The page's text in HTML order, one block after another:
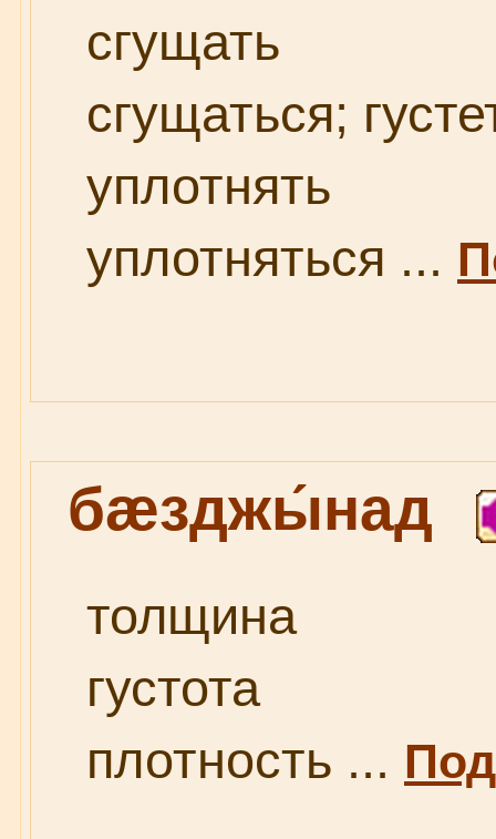
сгущать
сгущаться;
уплотнять
уплотняться ...
бæзджы́над
толщина
густота
плотность ...